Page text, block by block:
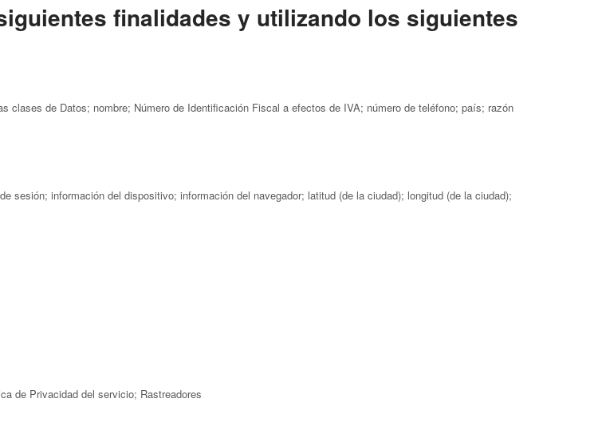
finalidades y utilizando los siguientes
clases de Datos; nombre; Número de Identificación Fiscal a efectos de IVA; número de teléfono; país; razón
sesión; información del dispositivo; información del navegador; latitud (de la ciudad); longitud (de la ciudad);
de Privacidad del servicio; Rastreadores